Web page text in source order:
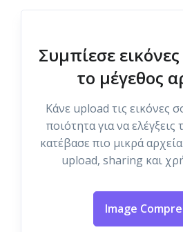
Συμπίεσε
το μέγεθος
Κάνε upload τις εικόνες
ποιότητα για να ελέγξεις
κατέβασε πιο μικρά
upload, sharing και
Image